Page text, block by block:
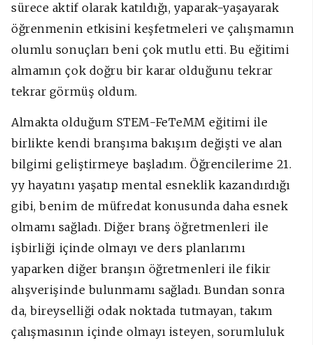
sürece aktif olarak katıldığı, yaparak-yaşayarak
öğrenmenin etkisini keşfetmeleri ve çalışmamın
olumlu sonuçları beni çok mutlu etti. Bu eğitimi
almamın çok doğru bir karar olduğunu tekrar
tekrar görmüş oldum.
Almakta olduğum STEM-FeTeMM eğitimi ile
birlikte kendi branşıma bakışım değişti ve alan
bilgimi geliştirmeye başladım. Öğrencilerime 21.
yy hayatını yaşatıp mental esneklik kazandırdığı
gibi, benim de müfredat konusunda daha esnek
olmamı sağladı. Diğer branş öğretmenleri ile
işbirliği içinde olmayı ve ders planlarımı
yaparken diğer branşın öğretmenleri ile fikir
alışverişinde bulunmamı sağladı. Bundan sonra
da, bireyselliği odak noktada tutmayan, takım
çalışmasının içinde olmayı isteyen, sorumluluk